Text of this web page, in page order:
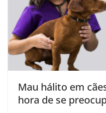
Mau hálito em
hora de se